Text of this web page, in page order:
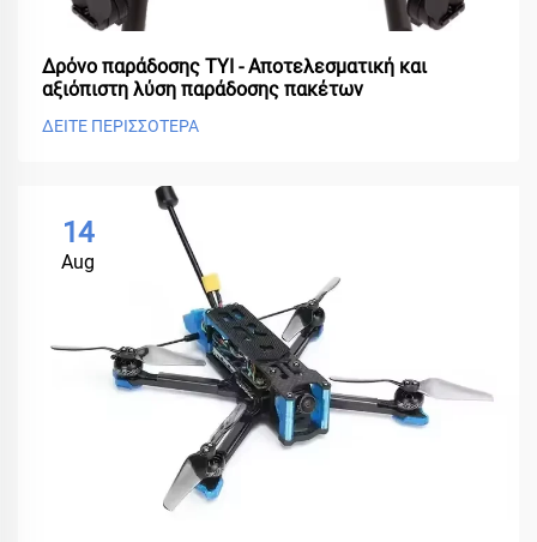
Δρόνο παράδοσης TYI - Αποτελεσματική και
αξιόπιστη λύση παράδοσης πακέτων
ΔΕΙΤΕ ΠΕΡΙΣΣΟΤΕΡΑ
14
Aug